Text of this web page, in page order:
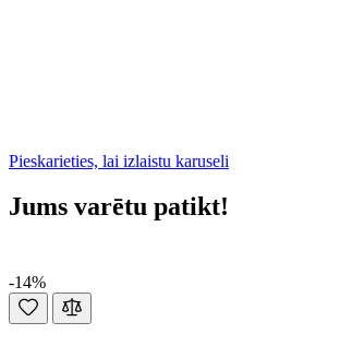
Pieskarieties, lai izlaistu karuseli
Jums varētu patikt!
-14%